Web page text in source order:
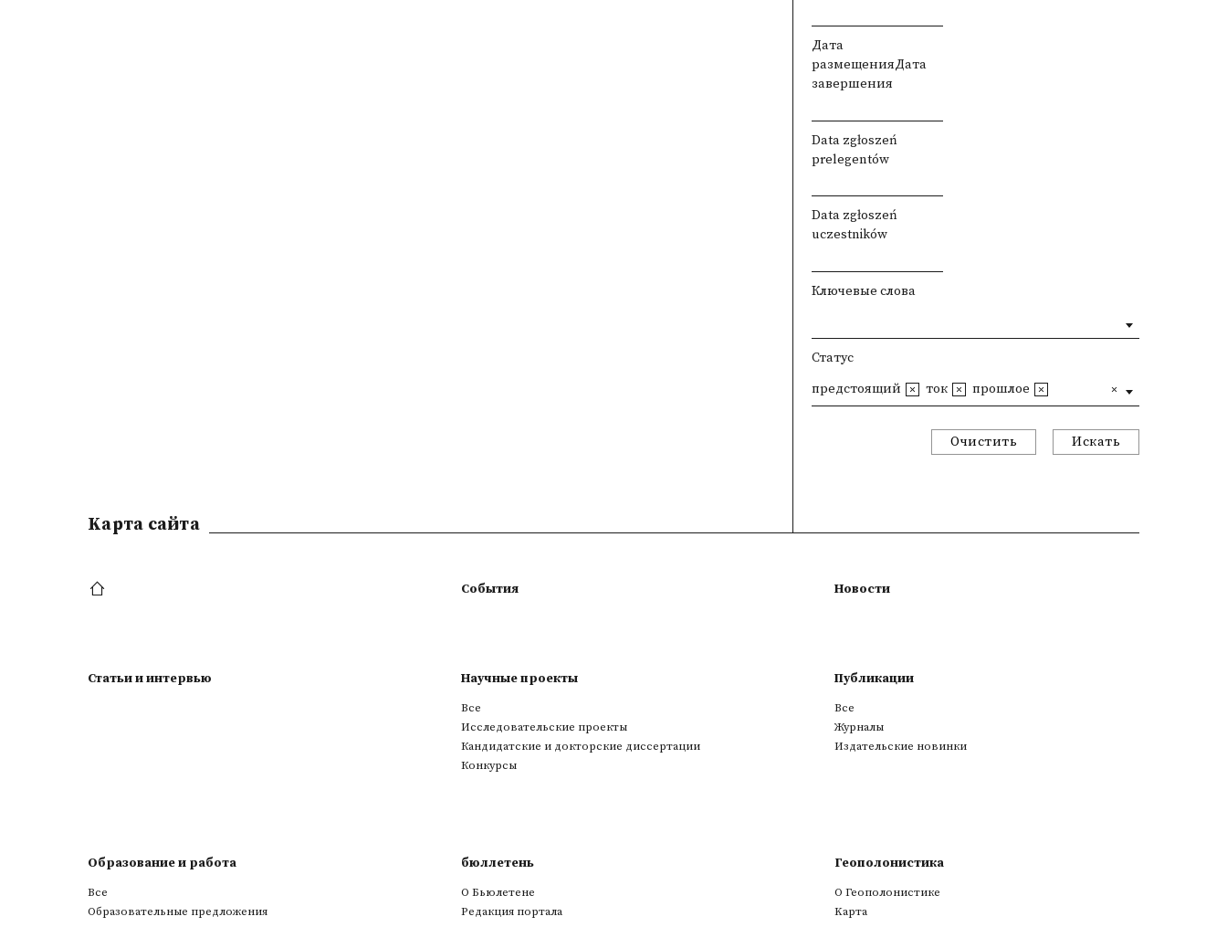
Дата
размещенияДата
завершения
Data zgłoszeń
prelegentów
Data zgłoszeń
uczestników
Ключевые слова
Статус
предстоящий ток прошлое
Очистить Искать
Kарта сайта
События Новости
Статьи и интервью Научные проекты
Все
Исследовательские проекты
Кандидатские и докторские диссертации
Конкурсы
Публикации
Все
Журналы
Издательские новинки
Образование и работа
Все
Образовательные предложения
бюллетень
О Бьюлетене
Редакция портала
Геополонистика
О Геополонистике
Kарта